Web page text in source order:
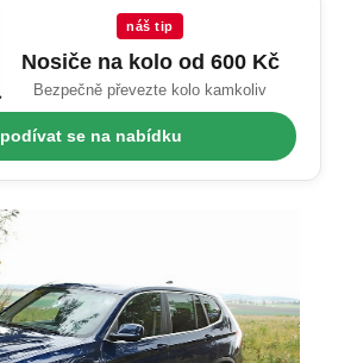
náš tip
Nosiče na kolo od 600 Kč
Bezpečně převezte kolo kamkoliv
podívat se na nabídku